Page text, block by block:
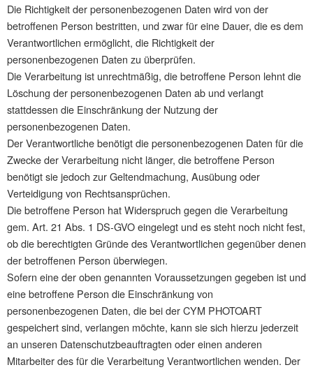
Die Richtigkeit der personenbezogenen Daten wird von der
betroffenen Person bestritten, und zwar für eine Dauer, die es dem
Verantwortlichen ermöglicht, die Richtigkeit der
personenbezogenen Daten zu überprüfen.
Die Verarbeitung ist unrechtmäßig, die betroffene Person lehnt die
Löschung der personenbezogenen Daten ab und verlangt
stattdessen die Einschränkung der Nutzung der
personenbezogenen Daten.
Der Verantwortliche benötigt die personenbezogenen Daten für die
Zwecke der Verarbeitung nicht länger, die betroffene Person
benötigt sie jedoch zur Geltendmachung, Ausübung oder
Verteidigung von Rechtsansprüchen.
Die betroffene Person hat Widerspruch gegen die Verarbeitung
gem. Art. 21 Abs. 1 DS-GVO eingelegt und es steht noch nicht fest,
ob die berechtigten Gründe des Verantwortlichen gegenüber denen
der betroffenen Person überwiegen.
Sofern eine der oben genannten Voraussetzungen gegeben ist und
eine betroffene Person die Einschränkung von
personenbezogenen Daten, die bei der CYM PHOTOART
gespeichert sind, verlangen möchte, kann sie sich hierzu jederzeit
an unseren Datenschutzbeauftragten oder einen anderen
Mitarbeiter des für die Verarbeitung Verantwortlichen wenden. Der